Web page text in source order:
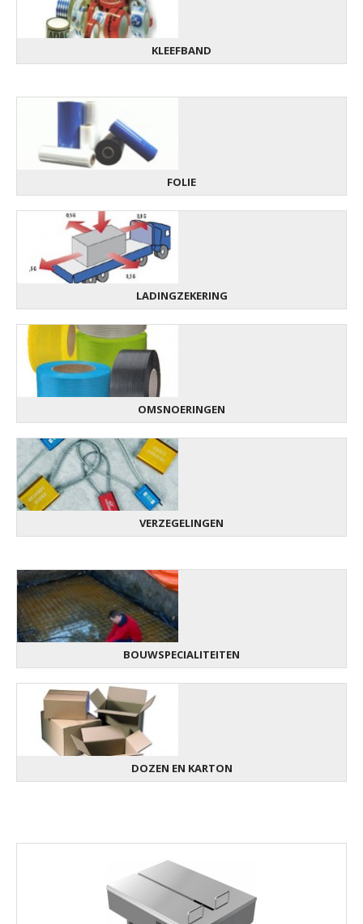
KLEEFBAND
FOLIE
LADINGZEKERING
OMSNOERINGEN
VERZEGELINGEN
BOUWSPECIALITEITEN
DOZEN EN KARTON